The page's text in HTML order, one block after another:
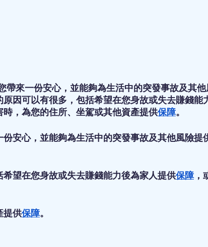
帶來一份安心，並能夠為生活中的突發事故及其
原因可以有很多，包括希望在您身故或失去賺錢能
，為您的住所、坐駕或其他資產提供保障。
份安心，並能夠為生活中的突發事故及其他風險提
望在您身故或失去賺錢能力後為家人提供保障，
提供保障。